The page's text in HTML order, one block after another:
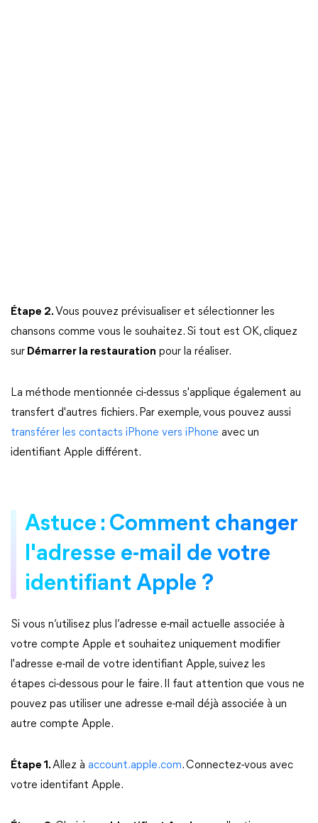
Étape 2. Vous pouvez prévisualiser et sélectionner les
chansons comme vous le souhaitez. Si tout est OK, cliquez
sur Démarrer la restauration pour la réaliser.
La méthode mentionnée ci-dessus s'applique également au
transfert d'autres fichiers. Par exemple, vous pouvez aussi
transférer les contacts iPhone vers iPhone avec un
identifiant Apple différent.
Astuce : Comment changer
l'adresse e-mail de votre
identifiant Apple ?
Si vous n’utilisez plus l’adresse e-mail actuelle associée à
votre compte Apple et souhaitez uniquement modifier
l'adresse e-mail de votre identifiant Apple, suivez les
étapes ci-dessous pour le faire. Il faut attention que vous ne
pouvez pas utiliser une adresse e-mail déjà associée à un
autre compte Apple.
Étape 1.Allez à account.apple.com. Connectez-vous avec
votre identifant Apple.